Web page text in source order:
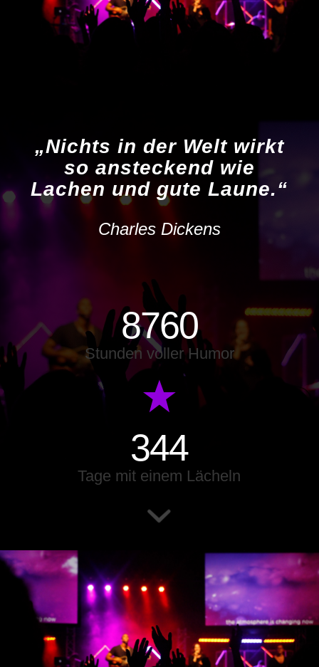
„Nichts in der Welt wirkt
so ansteckend wie
Lachen und gute Laune.“
Charles Dickens
8760
Stunden voller Humor
365
Tage mit einem Lächeln